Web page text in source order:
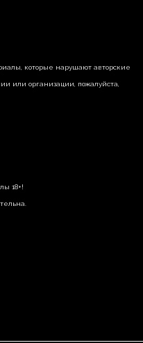
которые нарушают авторские
или организации, пожалуйста,
18+!